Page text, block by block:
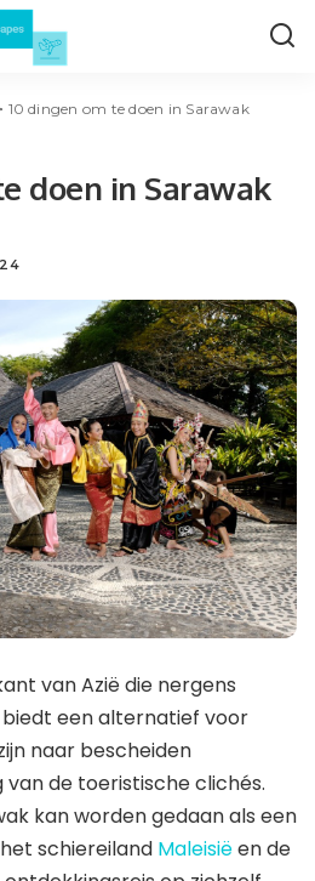
10 dingen om te doen in Sarawak
doen in Sarawak
van Azië die nergens
een alternatief voor
naar bescheiden
de toeristische clichés.
kan worden gedaan als een
schiereiland Maleisiëen de